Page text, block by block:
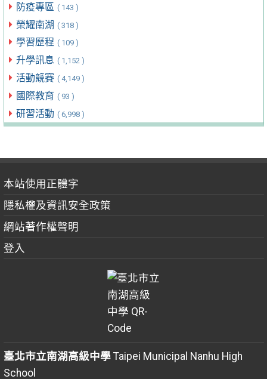
防疫專區 ( 143 )
榮耀南湖 ( 318 )
學習歷程 ( 109 )
升學訊息 ( 1,152 )
活動競賽 ( 4,149 )
國際教育 ( 93 )
研習活動 ( 6,998 )
本站使用正體字
隱私權及資訊安全政策
網站著作權聲明
登入
臺北市立南湖高級中學Taipei Municipal Nanhu High
School